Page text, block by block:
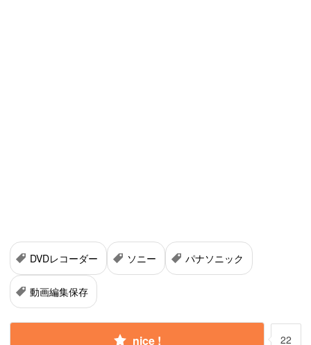
DVDレコーダー ソニー パナソニック
動画編集保存
nice ! 22